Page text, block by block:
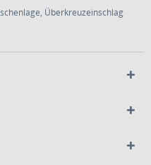
Überkreuzeinschlag